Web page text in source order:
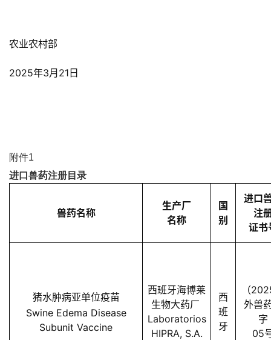
农业农村部
2025年3月21日
附件1
进口兽药注册目录
兽药名称
生产厂
名称
国
别
进口
注
证书
猪水肿病亚单位疫苗
Swine Edema Disease
Subunit Vaccine
西班牙海博莱
生物大药厂
Laboratorios
HIPRA, S.A.
西
班
牙
（
外兽
字
05